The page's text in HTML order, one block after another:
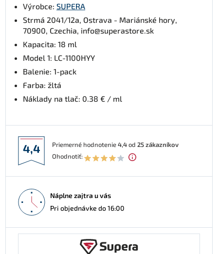
Výrobce: SUPERA
Strmá 2041/12a, Ostrava - Mariánské hory,
70900, Czechia, info@superastore.sk
Kapacita: 18 ml
Model 1: LC-1100HYY
Balenie: 1-pack
Farba: žltá
Náklady na tlač: 0.38 € / ml
4,4 Priemerné hodnotenie4,4od 25zákazníkov
Ohodnotiť:
Náplne zajtra u vás
Pri objednávke do 16:00